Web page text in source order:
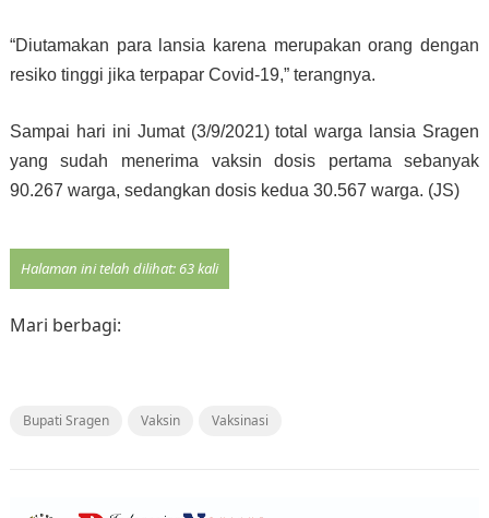
“Diutamakan para lansia karena merupakan orang dengan
resiko tinggi jika terpapar Covid-19,” terangnya.
Sampai hari ini Jumat (3/9/2021) total warga lansia Sragen
yang sudah menerima vaksin dosis pertama sebanyak
90.267 warga, sedangkan dosis kedua 30.567 warga. (JS)
Halaman ini telah dilihat: 63 kali
Mari berbagi:
Bupati Sragen Vaksin Vaksinasi